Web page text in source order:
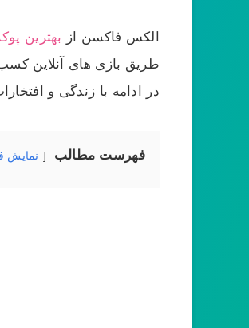
الکس فاکسن از بهترین
طریق بازی های آنلاین
در ادامه با زندگی و
فهرست مطالب نمایش